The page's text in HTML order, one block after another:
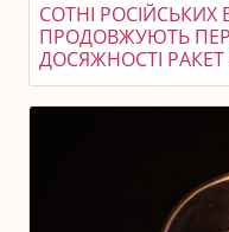
СОТНІ РОСІЙСЬКИХ
ПРОДОВЖУЮТЬ
ДОСЯЖНОСТІ РАКЕТ